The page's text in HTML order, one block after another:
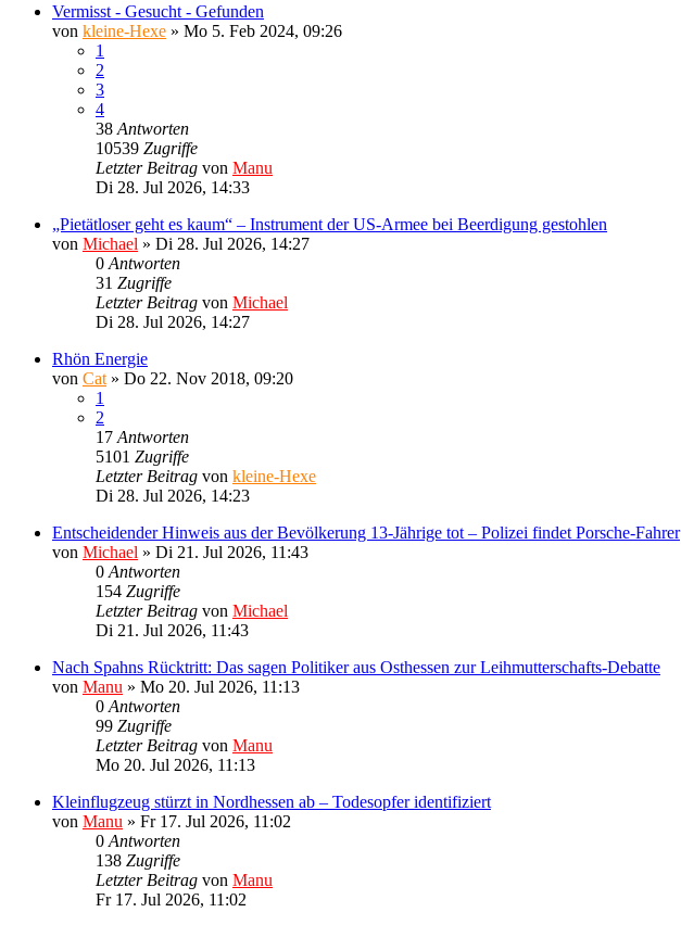
Vermisst - Gesucht - Gefunden
von kleine-Hexe » Mo 5. Feb 2024, 09:26
1
2
3
4
38 Antworten
10539 Zugriffe
Letzter Beitrag von Manu
Di 28. Jul 2026, 14:33
„Pietätloser geht es kaum“ – Instrument der US-Armee bei Beerdigung gestohlen
von Michael » Di 28. Jul 2026, 14:27
0 Antworten
31 Zugriffe
Letzter Beitrag von Michael
Di 28. Jul 2026, 14:27
Rhön Energie
von Cat » Do 22. Nov 2018, 09:20
1
2
17 Antworten
5101 Zugriffe
Letzter Beitrag von kleine-Hexe
Di 28. Jul 2026, 14:23
Entscheidender Hinweis aus der Bevölkerung 13-Jährige tot – Polizei findet Porsche-Fahrer
von Michael » Di 21. Jul 2026, 11:43
0 Antworten
154 Zugriffe
Letzter Beitrag von Michael
Di 21. Jul 2026, 11:43
Nach Spahns Rücktritt: Das sagen Politiker aus Osthessen zur Leihmutterschafts-Debatte
von Manu » Mo 20. Jul 2026, 11:13
0 Antworten
99 Zugriffe
Letzter Beitrag von Manu
Mo 20. Jul 2026, 11:13
Kleinflugzeug stürzt in Nordhessen ab – Todesopfer identifiziert
von Manu » Fr 17. Jul 2026, 11:02
0 Antworten
138 Zugriffe
Letzter Beitrag von Manu
Fr 17. Jul 2026, 11:02